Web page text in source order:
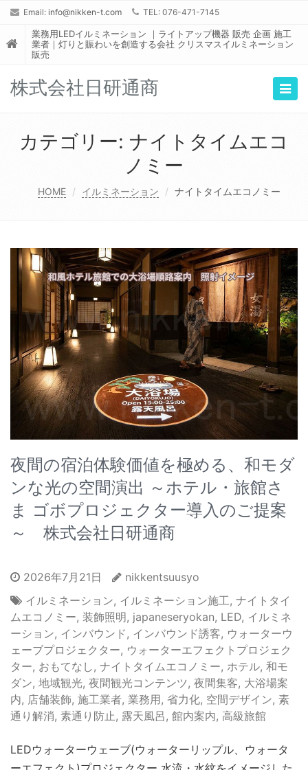
Email: info@nikken-t.com TEL: 076-471-7145
業務用LEDイルミネーション ｜ライトアップ機器 販売 企画 施工
業者｜灯りと賑わいを創造する会社 クリスマスイルミネーション
販売
株式会社日研通商
カテゴリー: ナイトタイムエコ
ノミー
HOME イルミネーション ナイトタイムエコノミー
夜間の宿泊体験価値を極める、和モダ
ンな光の空間演出 ～ホテル・旅館さ
ま ゴボプロジェクター導入のご提案
～ 株式会社日研通商
2026年7月21日
nikkentsuusyo
イルミネーション, イルミネーション施工 , ナイトタイ
ムエコノミー, 装飾照明, japaneseryokan, LED, イルミネ
ーション, インバウンド , インバウンド誘客, ウォーターウ
ェーブプロジェクター, ウォーターエフェクトプロジェク
ター, おもてなし , ナイトタイムエコノミー, ホテル, 和モ
ダン, 地域観光, 夜間観光コンテンツ , 夜間集客, 大浴場案
内, 店舗装飾, 施工業者, 業務用, 省力化, 空間デザイン, 素
通り解消, 素通り防止 , 露天風呂 , 館内案内, 高級旅館
LEDウォーターウェーブ(ウォーターリップル、ウォータ